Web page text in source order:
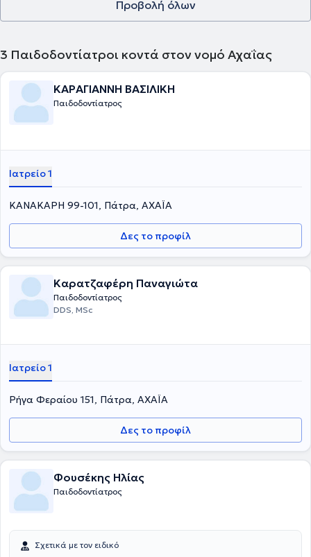
Προβολή όλων
3 Παιδοδοντίατροι κοντά στον νομό Αχαΐας
ΚΑΡΑΓΙΑΝΝΗ ΒΑΣΙΛΙΚΗ
Παιδοδοντίατρος
Ιατρείο 1
ΚΑΝΑΚΑΡΗ 99-101, Πάτρα, ΑΧΑΪΑ
Δες το προφίλ
Καρατζαφέρη Παναγιώτα
Παιδοδοντίατρος
DDS, MSc
Ιατρείο 1
Ρήγα Φεραίου 151, Πάτρα, ΑΧΑΪΑ
Δες το προφίλ
Φουσέκης Ηλίας
Παιδοδοντίατρος
Σχετικά με τον ειδικό